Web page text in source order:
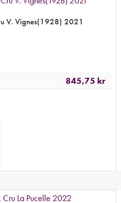
V. Vignes(1928) 2021
845,75 kr